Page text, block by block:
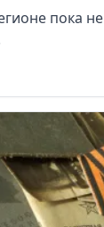
пока не